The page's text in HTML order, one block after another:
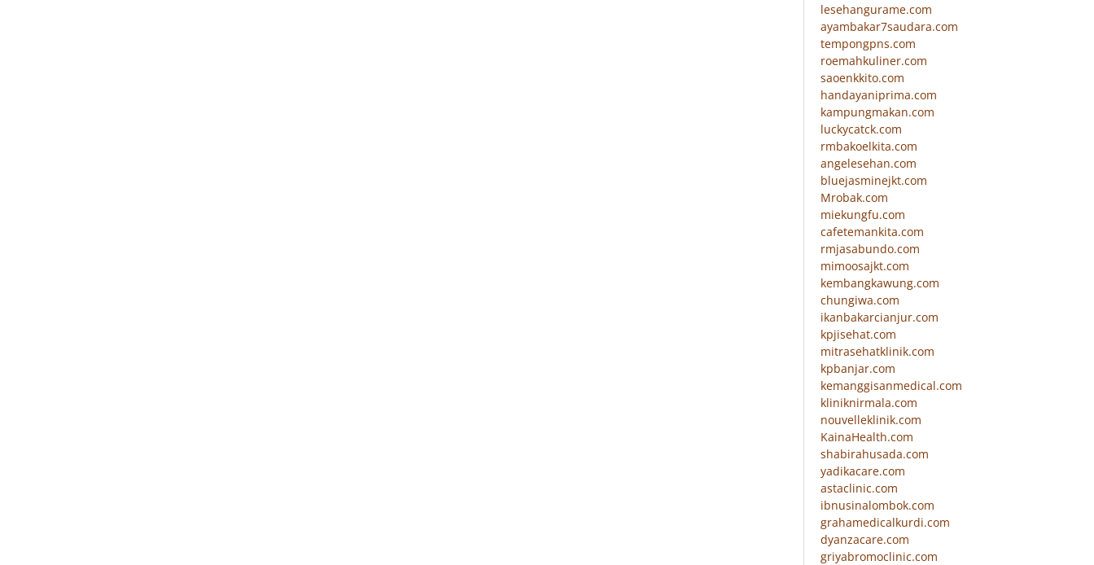
lesehangurame.com
ayambakar7saudara.com
tempongpns.com
roemahkuliner.com
saoenkkito.com
handayaniprima.com
kampungmakan.com
luckycatck.com
rmbakoelkita.com
angelesehan.com
bluejasminejkt.com
Mrobak.com
miekungfu.com
cafetemankita.com
rmjasabundo.com
mimoosajkt.com
kembangkawung.com
chungiwa.com
ikanbakarcianjur.com
kpjisehat.com
mitrasehatklinik.com
kpbanjar.com
kemanggisanmedical.com
kliniknirmala.com
nouvelleklinik.com
KainaHealth.com
shabirahusada.com
yadikacare.com
astaclinic.com
ibnusinalombok.com
grahamedicalkurdi.com
dyanzacare.com
griyabromoclinic.com